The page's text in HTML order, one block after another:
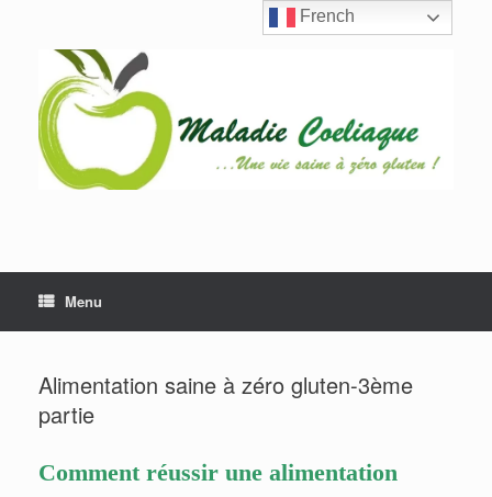
Menu
Alimentation saine à zéro gluten-3ème
partie
Comment réussir une alimentation
French